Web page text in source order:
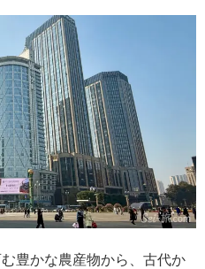
豊かな農産物から、古代か